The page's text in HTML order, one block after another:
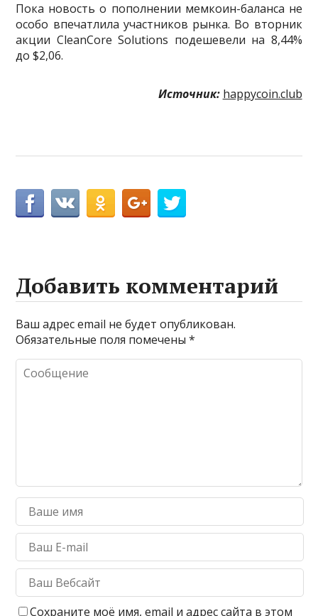
Пока новость о пополнении мемкоин-баланса не
особо впечатлила участников рынка. Во вторник
акции CleanCore Solutions подешевели на 8,44%
до $2,06.
Источник: happycoin.club
Добавить комментарий
Ваш адрес email не будет опубликован.
Обязательные поля помечены*
Сохраните моё имя, email и адрес сайта в этом